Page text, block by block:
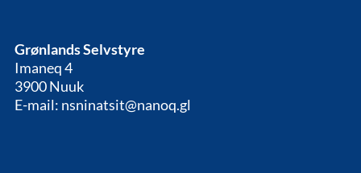
Grønlands Selvstyre
Imaneq 4
3900 Nuuk
E-mail: nsninatsit@nanoq.gl